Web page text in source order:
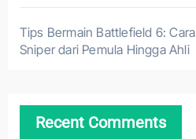
Tips Bermain Battlefield 6:
Sniper dari Pemula Hingga Ahli
Recent Comments